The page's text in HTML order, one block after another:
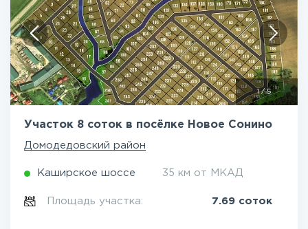
1/5
Участок 8 соток в посёлке Новое Сонино
Домодедовский район
Каширское шоссе 35 км от МКАД
Площадь участка: 7.69 соток